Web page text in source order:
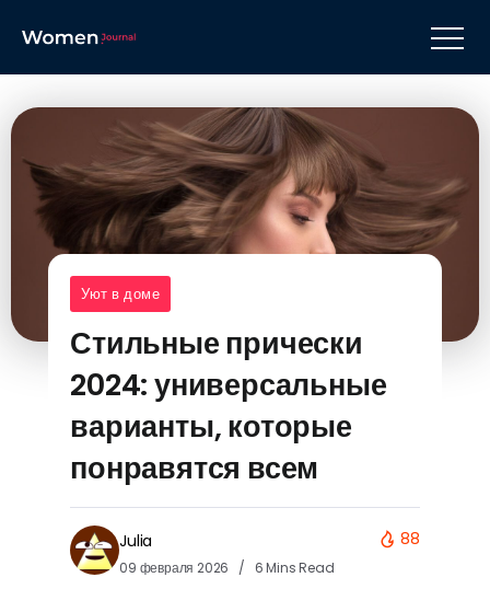
Уют в доме
Стильные прически
2024: универсальные
варианты, которые
понравятся всем
Julia
09 февраля 2026 6 Mins Read
88